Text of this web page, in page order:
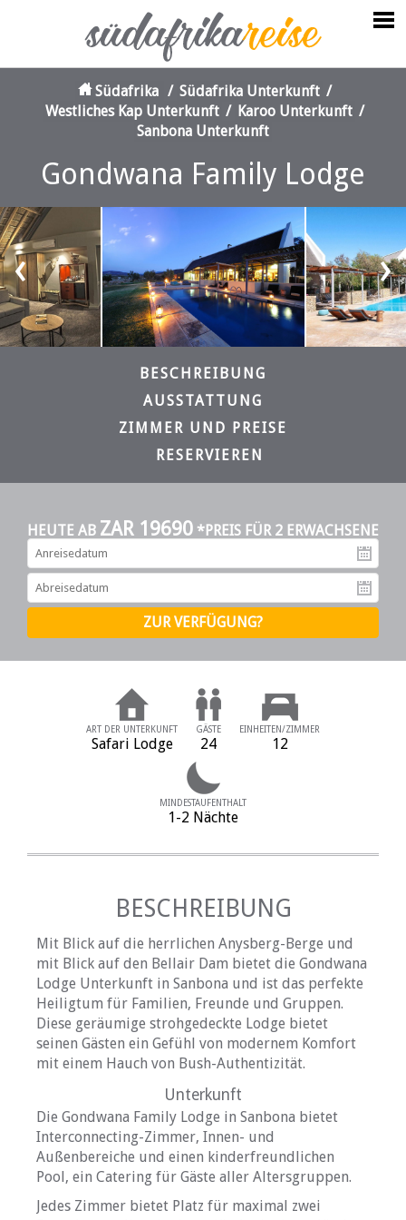
Südafrika / Südafrika Unterkunft /
Westliches Kap Unterkunft / Karoo Unterkunft /
Sanbona Unterkunft
Gondwana Family Lodge
‹ ›
BESCHREIBUNG
AUSSTATTUNG
ZIMMER UND PREISE
RESERVIEREN
HEUTE AB ZAR 19690 *PREIS FÜR 2 ERWACHSENE
ART DER UNTERKUNFT
Safari Lodge
GÄSTE
24
EINHEITEN/ZIMMER
12
MINDESTAUFENTHALT
1-2 Nächte
BESCHREIBUNG
Mit Blick auf die herrlichen Anysberg-Berge und
mit Blick auf den Bellair Dam bietet die Gondwana
Lodge Unterkunft in Sanbona und ist das perfekte
Heiligtum für Familien, Freunde und Gruppen.
Diese geräumige strohgedeckte Lodge bietet
seinen Gästen ein Gefühl von modernem Komfort
mit einem Hauch von Bush-Authentizität.
Unterkunft
Die Gondwana Family Lodge in Sanbona bietet
Interconnecting-Zimmer, Innen- und
Außenbereiche und einen kinderfreundlichen
Pool, ein Catering für Gäste aller Altersgruppen.
Jedes Zimmer bietet Platz für maximal zwei